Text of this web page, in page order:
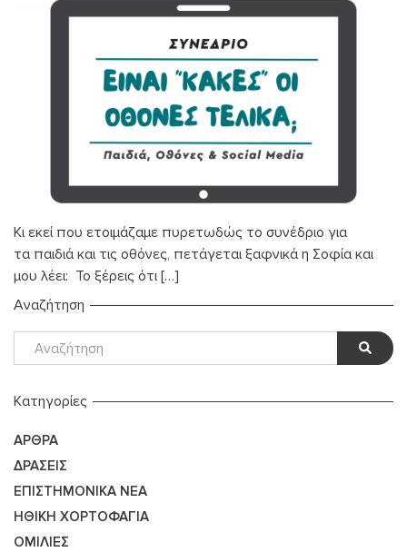
Κι εκεί που ετοιμάζαμε πυρετωδώς το συνέδριο για
τα παιδιά και τις οθόνες, πετάγεται ξαφνικά η Σοφία και
μου λέει: Το ξέρεις ότι […]
Αναζήτηση
Kατηγορίες
ΆΡΘΡΑ
ΔΡΆΣΕΙΣ
ΕΠΙΣΤΗΜΟΝΙΚΆ ΝΈΑ
ΗΘΙΚΉ ΧΟΡΤΟΦΑΓΊΑ
ΟΜΙΛΊΕΣ